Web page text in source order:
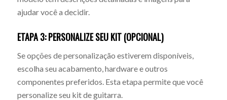
ajudar você a decidir.
ETAPA 3: PERSONALIZE SEU KIT (OPCIONAL)
Se opções de personalização estiverem disponíveis,
escolha seu acabamento, hardware e outros
componentes preferidos. Esta etapa permite que você
personalize seu kit de guitarra.